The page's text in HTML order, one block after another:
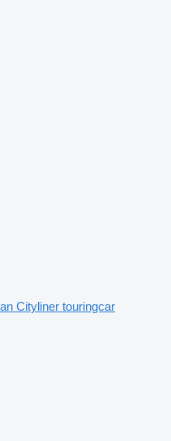
Cityliner touringcar